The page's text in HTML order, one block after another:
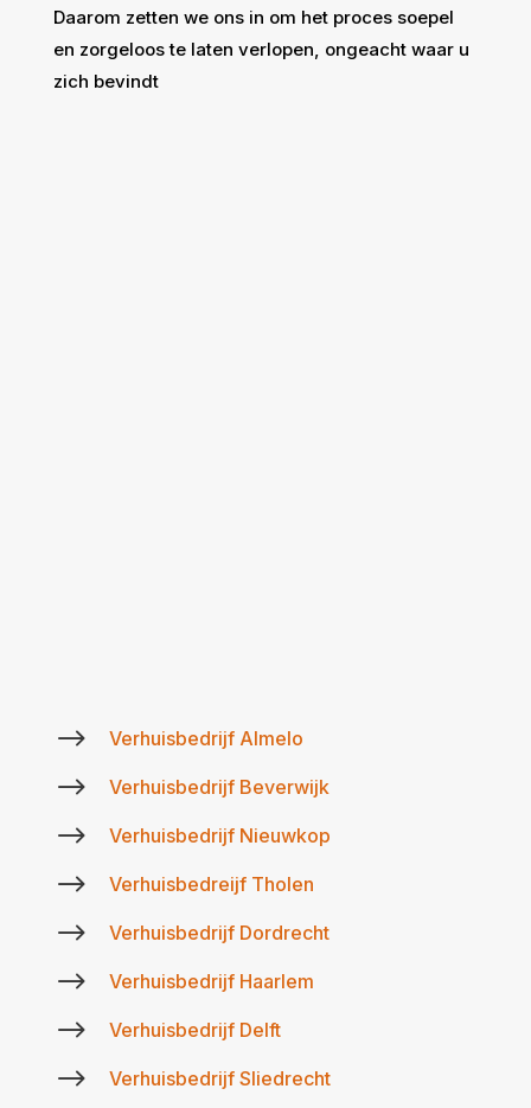
Daarom zetten we ons in om het proces soepel
en zorgeloos te laten verlopen, ongeacht waar u
zich bevindt
$ Verhuisbedrijf Almelo
$ Verhuisbedrijf Beverwijk
$ Verhuisbedrijf Nieuwkop
$ Verhuisbedreijf Tholen
$ Verhuisbedrijf Dordrecht
$ Verhuisbedrijf Haarlem
$ Verhuisbedrijf Delft
$ Verhuisbedrijf Sliedrecht